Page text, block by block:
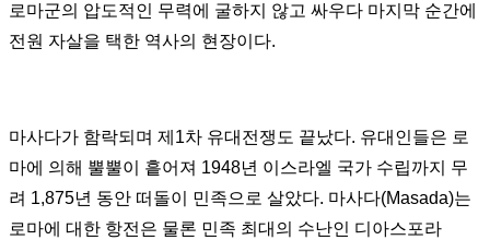
로마군의 압도적인 무력에 굴하지 않고 싸우다 마지막 순간에
전원 자살을 택한 역사의 현장이다.
마사다가 함락되며 제 1차 유대전쟁도 끝났다. 유대인들은 로
마에 의해 뿔뿔이 흩어져 1948년 이스라엘 국가 수립까지 무
려 1,875년 동안 떠돌이 민족으로 살았다. 마사다(Masada)는
로마에 대한 항전은 물론 민족 최대의 수난인 디아스포라